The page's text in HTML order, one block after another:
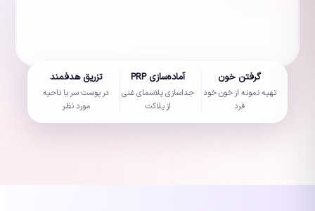
گرفتن خون
تهیه نمونه از خون خود
فرد
آماده‌سازی PRP
جداسازی پلاسمای غنی
از پلاکت
تزریق هدفمند
در پوست سر یا ناحیه
مورد نظر